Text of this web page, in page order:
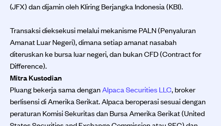
(JFX) dan dijamin oleh Kliring Berjangka Indonesia (KBI).
Transaksi dieksekusi melalui mekanisme PALN (Penyaluran
Amanat Luar Negeri), dimana setiap amanat nasabah
diteruskan ke bursa luar negeri, dan bukan CFD (Contract for
Difference).
Mitra Kustodian
Pluang bekerja sama denganAlpaca Securities LLC, broker
berlisensi di Amerika Serikat. Alpaca beroperasi sesuai dengan
peraturan Komisi Sekuritas dan Bursa Amerika Serikat (United